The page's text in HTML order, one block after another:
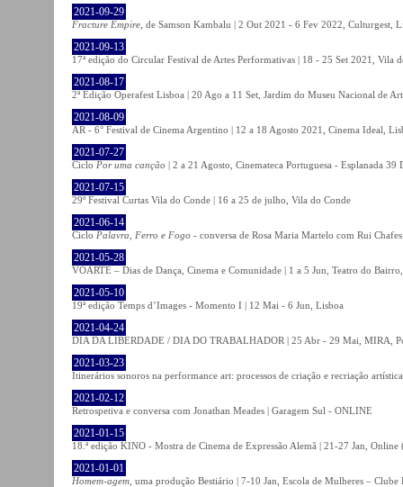
2021-09-29
Fracture Empire , de Samson Kambalu | 2 Out 2021 - 6 Fev 2022, Culturgest,
2021-09-13
17ª edição do Circular Festival de Artes Performativas | 18 - 25 Set 2021, Vila
2021-08-17
2ª Edição Operafest Lisboa | 20 Ago a 11 Set, Jardim do Museu Nacional de
2021-08-09
AR - 6° Festival de Cinema Argentino | 12 a 18 Agosto 2021, Cinema Ideal,
2021-07-27
Ciclo Por uma canção | 2 a 21 Agosto, Cinemateca Portuguesa - Esplanada 39
2021-07-15
29º Festival Curtas Vila do Conde | 16 a 25 de julho, Vila do Conde
2021-06-14
Ciclo Palavra, Ferro e Fogo - conversa de Rosa Maria Martelo com Rui
2021-05-28
VOARTE – Dias de Dança, Cinema e Comunidade | 1 a 5 Jun, Teatro do
2021-05-10
19ª edição Temps d’Images - Momento I | 12 Mai - 6 Jun, Lisboa
2021-04-24
DIA DA LIBERDADE / DIA DO TRABALHADOR | 25 Abr - 29 Mai, MIRA,
2021-03-23
Itinerários sonoros na performance art: processos de criação e recriação
2021-02-12
Retrospetiva e conversa com Jonathan Meades | Garagem Sul - ONLINE
2021-01-15
18.ª edição KINO - Mostra de Cinema de Expressão Alemã | 21-27 Jan,
2021-01-01
Homem-agem , uma produção Bestiário | 7-10 Jan, Escola de Mulheres – Clube